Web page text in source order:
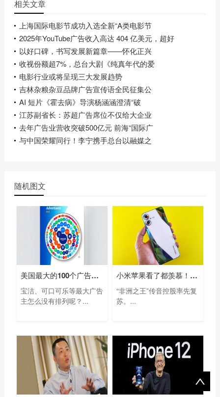
相关文章
上海国际电影节成功入选全新“A类电影节
2025年YouTube广告收入高达 404 亿美元，超好
以好口碑，书写发展新篇章——怀化正兴
收视份额超7%，总台大剧《纯真年代的爱
电影行业或将呈现三大发展趋势
吉林杂粮杂豆品牌广告宣传语全民征集公
AI 短片《霍去病》导演杨涵涵澄清“破
江苏副省长：苏超广告席位不仅给大企业
去年广告业营收突破500亿元 前海“国际广
与中国荣耀同行！李宁携手总台以融媒之
随机图文
美国最大的100个广告主名单：亚马逊等电
宝洁、可口可乐等最大广告
主怎么没有排列呢？...
小米苹果看了都羡慕！“非洲手机之王”
“非洲之王”传音控股率先复
苏。...